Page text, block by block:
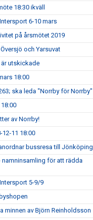
18:30 ikväll
6-10 mars
på årsmötet 2019
och Yarsuvat
utskickade
18:00
ska leda "Norrby för Norrby"
av Norrby!
11 18:00
bussresa till Jönköping
namninsamling för att rädda
5-9/9
minnen av Björn Reinholdsson